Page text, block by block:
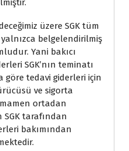
üzere SGK tüm
belgelendirilmiş
Yani bakıcı
SGK’nın teminatı
göre tedavi giderleri için
ve sigorta
ortadan
tarafından
bakımından